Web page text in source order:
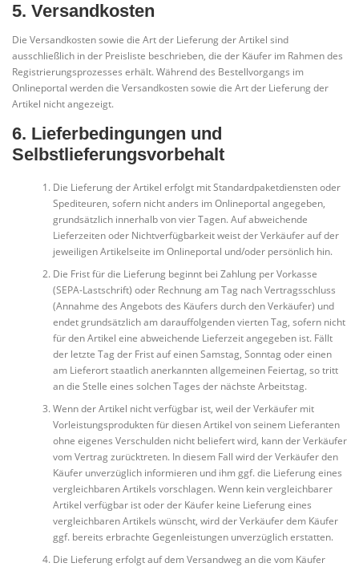
5. Versandkosten
Die Versandkosten sowie die Art der Lieferung der Artikel sind
ausschließlich in der Preisliste beschrieben, die der Käufer im Rahmen des
Registrierungsprozesses erhält. Während des Bestellvorgangs im
Onlineportal werden die Versandkosten sowie die Art der Lieferung der
Artikel nicht angezeigt.
6. Lieferbedingungen und
Selbstlieferungsvorbehalt
Die Lieferung der Artikel erfolgt mit Standardpaketdiensten oder
Spediteuren, sofern nicht anders im Onlineportal angegeben,
grundsätzlich innerhalb von vier Tagen. Auf abweichende
Lieferzeiten oder Nichtverfügbarkeit weist der Verkäufer auf der
jeweiligen Artikelseite im Onlineportal und/oder persönlich hin.
Die Frist für die Lieferung beginnt bei Zahlung per Vorkasse
(SEPA-Lastschrift) oder Rechnung am Tag nach Vertragsschluss
(Annahme des Angebots des Käufers durch den Verkäufer) und
endet grundsätzlich am darauffolgenden vierten Tag, sofern nicht
für den Artikel eine abweichende Lieferzeit angegeben ist. Fällt
der letzte Tag der Frist auf einen Samstag, Sonntag oder einen
am Lieferort staatlich anerkannten allgemeinen Feiertag, so tritt
an die Stelle eines solchen Tages der nächste Arbeitstag.
Wenn der Artikel nicht verfügbar ist, weil der Verkäufer mit
Vorleistungsprodukten für diesen Artikel von seinem Lieferanten
ohne eigenes Verschulden nicht beliefert wird, kann der Verkäufer
vom Vertrag zurücktreten. In diesem Fall wird der Verkäufer den
Käufer unverzüglich informieren und ihm ggf. die Lieferung eines
vergleichbaren Artikels vorschlagen. Wenn kein vergleichbarer
Artikel verfügbar ist oder der Käufer keine Lieferung eines
vergleichbaren Artikels wünscht, wird der Verkäufer dem Käufer
ggf. bereits erbrachte Gegenleistungen unverzüglich erstatten.
Die Lieferung erfolgt auf dem Versandweg an die vom Käufer